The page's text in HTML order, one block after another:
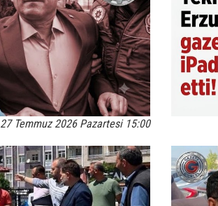
27 Temmuz 2026 Pazartesi 15:00